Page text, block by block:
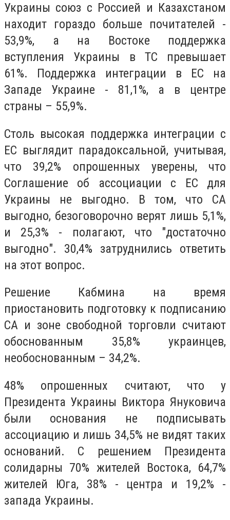
Украины союз с Россией и Казахстаном
находит гораздо больше почитателей -
53,9%, а на Востоке поддержка
вступления Украины в ТС превышает
61%. Поддержка интеграции в ЕС на
Западе Украине - 81,1%, а в центре
страны – 55,9%.
Столь высокая поддержка интеграции с
ЕС выглядит парадоксальной, учитывая,
что 39,2% опрошенных уверены, что
Соглашение об ассоциации с ЕС для
Украины не выгодно. В том, что СА
выгодно, безоговорочно верят лишь 5,1%,
и 25,3% - полагают, что "достаточно
выгодно". 30,4% затруднились ответить
на этот вопрос.
Решение Кабмина на время
приостановить подготовку к подписанию
СА и зоне свободной торговли считают
обоснованным 35,8% украинцев,
необоснованным – 34,2%.
48% опрошенных считают, что у
Президента Украины Виктора Януковича
были основания не подписывать
ассоциацию и лишь 34,5% не видят таких
оснований. С решением Президента
солидарны 70% жителей Востока, 64,7%
жителей Юга, 38% - центра и 19,2% -
запада Украины.